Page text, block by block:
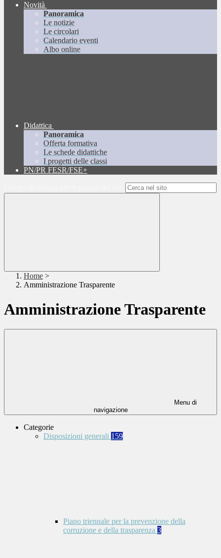
Novità
Panoramica
Le notizie
Le circolari
Calendario eventi
Albo online
Didattica
Panoramica
Offerta formativa
Le schede didattiche
I progetti delle classi
PN/PR FESR/FSE+
Home >
Amministrazione Trasparente
Amministrazione Trasparente
Menu di
navigazione
Categorie
Disposizioni generali 159
Piano triennale per la prevenzione della
corruzione e della trasparenza 3